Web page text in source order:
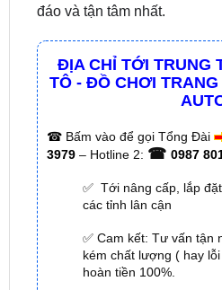
ĐỊA CHỈ TỚI TRUNG
TÔ - ĐỒ CHƠI
☎Bấm vào để gọi Tổng Đài
0987
✅ Tới nâng cấp, lắp
các tỉnh lân cận
✅ Cam kết: Tư vấn tận
kém chất lượng ( hay lỗi
✅ Thời gian làm việc
– 18h (Cả T7 Và Chủ